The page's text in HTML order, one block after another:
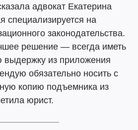
адвокат Екатерина
специализируется на
законодательства.
решение — всегда иметь
выдержку из приложения
обязательно носить с
копию подъемника из
юрист.